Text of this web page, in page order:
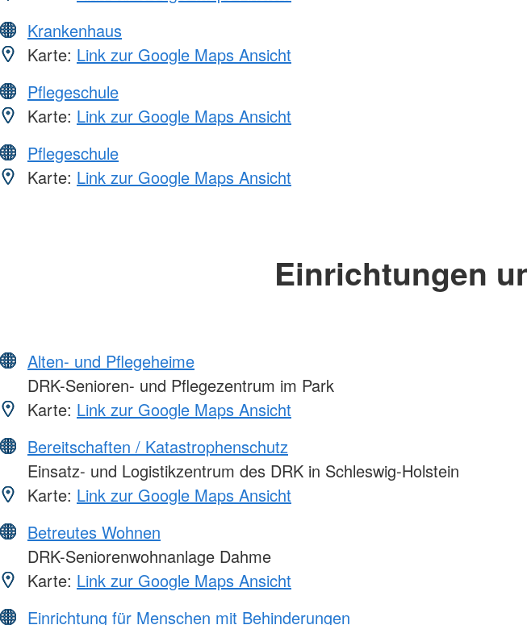
Krankenhaus
Karte: Link zur Google Maps Ansicht
Pflegeschule
Karte: Link zur Google Maps Ansicht
Pflegeschule
Karte: Link zur Google Maps Ansicht
Einrichtungen
Alten- und Pflegeheime
DRK-Senioren- und Pflegezentrum im Park
Karte: Link zur Google Maps Ansicht
Bereitschaften / Katastrophenschutz
Einsatz- und Logistikzentrum des DRK in Schleswig-Holstein
Karte: Link zur Google Maps Ansicht
Betreutes Wohnen
DRK-Seniorenwohnanlage Dahme
Karte: Link zur Google Maps Ansicht
Einrichtung für Menschen mit Behinderungen